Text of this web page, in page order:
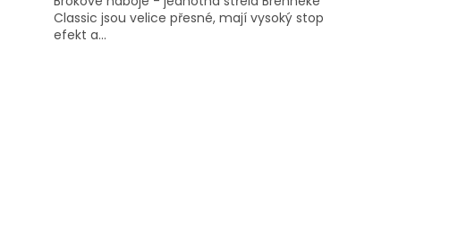
Classic jsou velice přesné, mají vysoký stop
efekt a...